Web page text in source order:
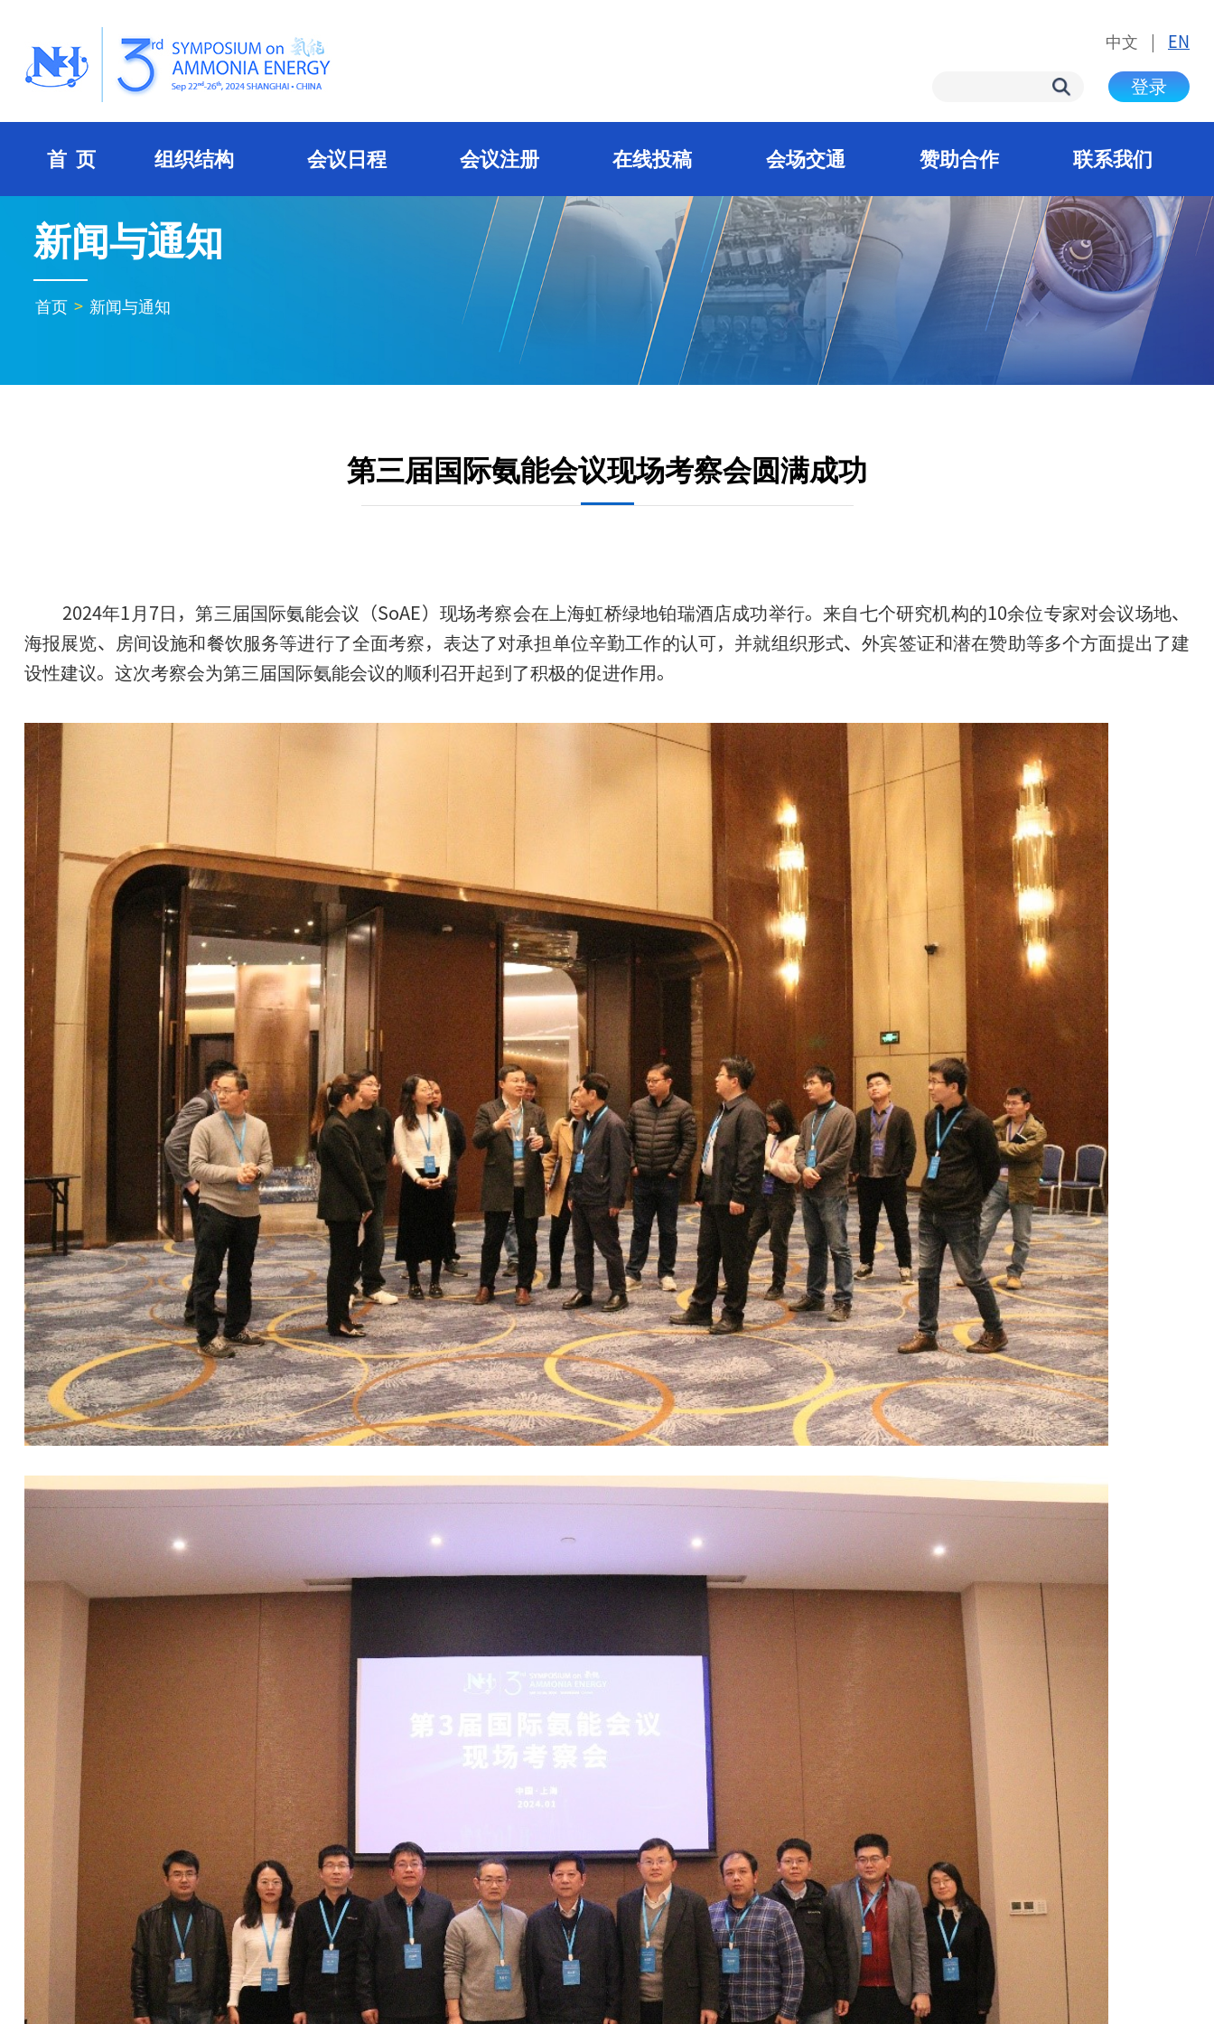
中文 | EN
登录
首 页 组织结构 会议日程 会议注册 在线投稿 会场交通 赞助合作 联系我们
新闻与通知
首页 > 新闻与通知
第三届国际氨能会议现场考察会圆满成功
2024年1月7日，第三届国际氨能会议（SoAE）现场考察会在上海虹桥绿地铂瑞酒店成功举行。来自七个研究机构的10余位专家对会议场地、
海报展览、房间设施和餐饮服务等进行了全面考察，表达了对承担单位辛勤工作的认可，并就组织形式、外宾签证和潜在赞助等多个方面提出了建
设性建议。这次考察会为第三届国际氨能会议的顺利召开起到了积极的促进作用。